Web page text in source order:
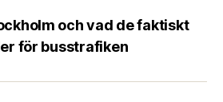
och vad de faktiskt
för busstrafiken